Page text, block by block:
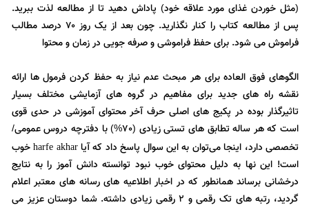
(مثل خوردن غذای مورد علاقه خود) پاداش دهید تا از مطالعه لذت ببرید.
پس از مطالعه کتاب را کنار نگذارید. چون بعد از یک روز ۷۰ درصد مطالب
فراموش می شود. برای حفظ فراموشی و صرفه جویی در زمان و محتوا
الگوهای فوق العاده برای هر مبحث عدم نیاز به حفظ کردن فرمول ها ارائه
نقشه راه های جدید برای مفاهیم در گروه های آزمایشی مختلف بسیار
تاثیرگذار بوده در پکیج های اصلی حرف آخر محتوای آموزشی در حدی قوی
است که هر ساله تطابق های تستی زیادی (70%) با دفترچه دروس عمومی/
تخصصی دارد، اینجا می‌توان به این سوال پاسخ داد که آیاharfe akharخوب
است! این نها به دلیل محتوای خوب نبود توانسته دانش آموز را به نتایج
درخشانی برساند همانطور که در اخبار اطلاعیه های رسانه های معتبر اعلام
گردید، رتبه های تک رقمی و 2 رقمی زیادی داشته. شما دوستان عزیز می